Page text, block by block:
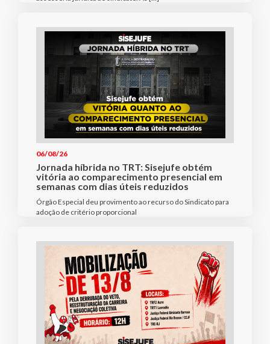
06/08/26
Jornada híbrida no TRT: Sisejufe obtém
vitória ao comparecimento presencial em
semanas com dias úteis reduzidos
Órgão Especial deu provimento ao recurso do Sindicato para
adoção de critério proporcional